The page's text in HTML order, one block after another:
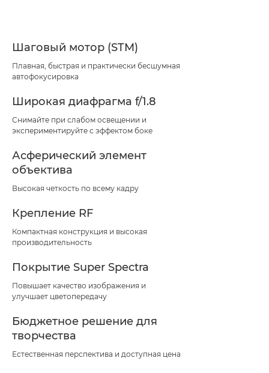
Шаговый мотор (STM)
Плавная, быстрая и практически бесшумная
автофокусировка
Широкая диафрагма f/1.8
Снимайте при слабом освещении и
экспериментируйте с эффектом боке
Асферический элемент
объектива
Высокая четкость по всему кадру
Крепление RF
Компактная конструкция и высокая
производительность
Покрытие Super Spectra
Повышает качество изображения и
улучшает цветопередачу
Бюджетное решение для
творчества
Естественная перспектива и доступная цена